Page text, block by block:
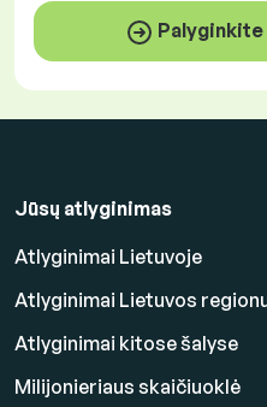
Jūsų atlyginimas
Atlyginimai Lietuvoje
Atlyginimai Lietuvos
Atlyginimai kitose šalyse
Milijonieriaus skaičiuoklė